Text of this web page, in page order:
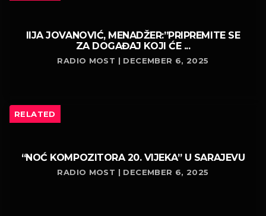
IIJA JOVANOVIĆ, MENADŽER:”PRIPREMITE SE
ZA DOGAĐAJ KOJI ĆE ...
RADIO MOST | DECEMBER 6, 2025
RELATED
“NOĆ KOMPOZITORA 20. VIJEKA” U SARAJEVU
RADIO MOST | DECEMBER 6, 2025